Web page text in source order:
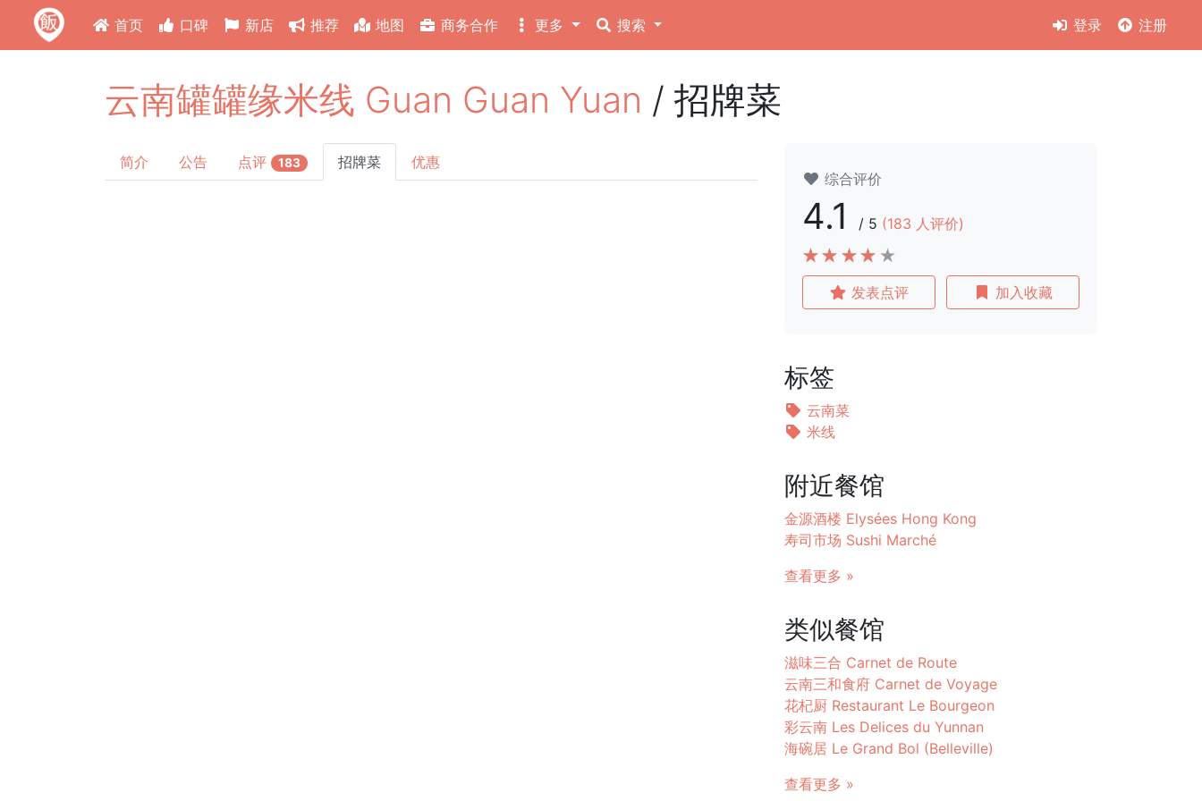
首页 口碑 新店 推荐 地图 商务合作 更多 搜索 登录 注册
云南罐罐缘米线 Guan Guan Yuan / 招牌菜
简介 公告 点评 183 招牌菜
优惠
综合评价
4.1 / 5 (183 人评价)
发表点评 加入收藏
标签
云南菜
米线
附近餐馆
金源酒楼 Elysées Hong Kong
寿司市场 Sushi Marché
查看更多 »
类似餐馆
滋味三合 Carnet de Route
云南三和食府 Carnet de Voyage
花杞厨 Restaurant Le Bourgeon
彩云南 Les Delices du Yunnan
海碗居 Le Grand Bol (Belleville)
查看更多 »